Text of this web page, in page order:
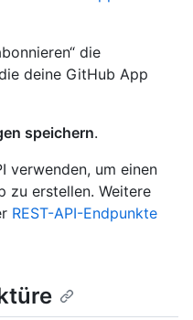
die
deine GitHub App
speichern.
verwenden, um einen
zu erstellen. Weitere
REST-API-Endpunkte